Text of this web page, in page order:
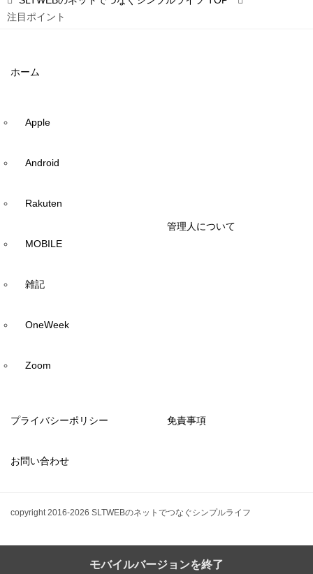
注目ポイント
ホーム
Apple
Android
Rakuten
MOBILE
雑記
OneWeek
Zoom
管理人について
プライバシーポリシー 免責事項
お問い合わせ
copyright 2016-2026 SLTWEBのネットでつなぐシンプルライフ
モバイルバージョンを終了